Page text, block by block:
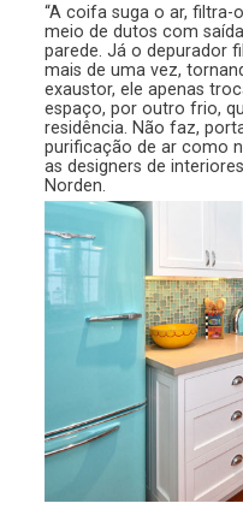
“A coifa suga o ar,
meio de dutos com
parede. Já o depurador
mais de uma vez,
exaustor, ele apenas
espaço, por outro frio,
residência. Não faz,
purificação de ar como
as designers de
Norden.